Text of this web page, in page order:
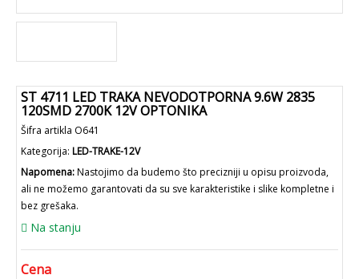
ST 4711 LED TRAKA NEVODOTPORNA 9.6W 2835
120SMD 2700K 12V OPTONIKA
Šifra artikla O641
Kategorija: LED-TRAKE-12V
Napomena:Nastojimo da budemo što precizniji u opisu proizvoda,
ali ne možemo garantovati da su sve karakteristike i slike kompletne i
bez grešaka.
Na stanju
Cena